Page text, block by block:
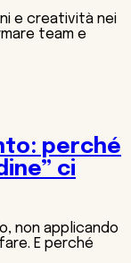
e creatività nei
team e
perché
ci
non applicando
E perché